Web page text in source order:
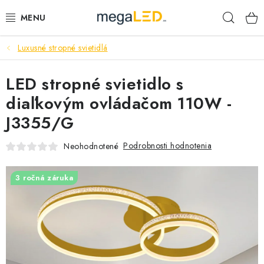
na
PRIEMYSEL
SVIETIDLÁ
ŽIAROVKY A TRUBICE
PRACOVNÉ SVIETIDLÁ
ELEKTROMATERIÁL
VENTILÁTORY
SAMSUNG SVIETIDLÁ
Luxusné stropné svietidlá
LED stropné svietidlo s
diaľkovým ovládačom 110W -
J3355/G
Neohodnotené Podrobnosti hodnotenia
3 ročná záruka